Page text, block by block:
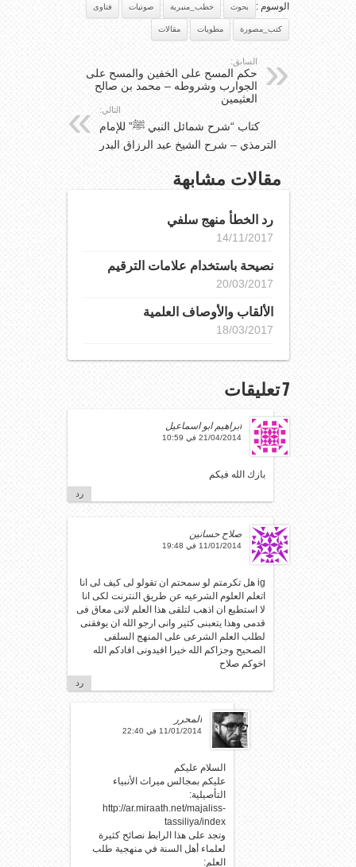
الوسوم : بحوث خطب_منبرية صوتيات فتاوى
كتب_مصورة مطويات مقالات
السابق:
حكم المسح على الخفين والمسح على
الجوارب وشروطه – محمد بن صالح
العثيمين
التالي:
كتاب “شرح شمائل النبي ﷺ” للإمام
الترمذي – شرح الشيخ عبد الرزاق البدر
مقالات مشابهة
رد الخطأ منهج سلفي
14/11/2017
نصيحة باستخدام علامات الترقيم
20/03/2017
الألقاب والأوصاف العلمية
18/03/2017
7 تعليقات
ابراهيم ابو اسماعيل
21/04/2014 في 10:59
بازك الله فيكم
رد
صلاح حسانين
11/01/2014 في 19:48
ig هل تكرمتم لو سمحتم ان تقولو لى كيف لى انا
اتعلم العلوم الشرعيه عن طريق النترنت لكى انا
لا استطيع ان اذهب لتلقى هذا العلم لانى معاق فى
قدمى وهذا يتعبنى كثير وانى ارجو الله ان يوفقنى
لطلب العلم الشرعى على المنهج السلفى
الصحيح وجزاكم الله خيرا افيدونى افادكم الله
اخوكم صلاح
رد
المحرر
11/01/2014 في 22:40
السلام عليكم
عليكم بمجالس ميراث الأنبياء
التأصيلية:
http://ar.miraath.net/majaliss-
tassiliya/index
وتجد على هذا الرابط نصائح كثيرة
لعلماء أهل السنة في منهجية طلب
العلم: